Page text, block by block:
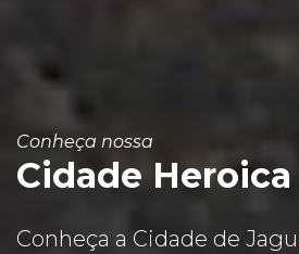
Conheça nossa
Cidade Heroica
Conheça a Cidade de